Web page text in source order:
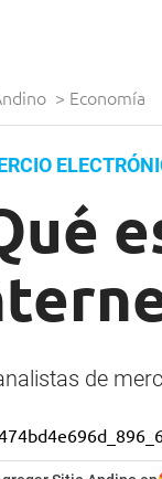
> Economía
de